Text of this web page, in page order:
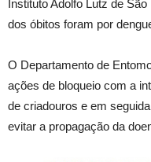
Instituto Adolfo Lutz de
dos óbitos foram por
O Departamento de
ações de bloqueio com a
de criadouros e em
evitar a propagação da